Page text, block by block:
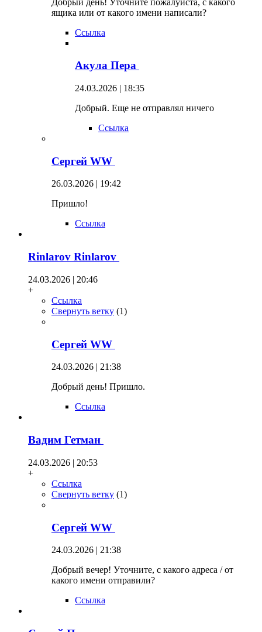
ящика или от какого имени написали?
Ссылка
Акула Пера
24.03.2026 | 18:35
Добрый. Еще не отправлял ничего
Ссылка
Сергей WW
26.03.2026 | 19:42
Пришло!
Ссылка
Rinlarov Rinlarov
24.03.2026 | 20:46
+
Ссылка
Свернуть ветку (1)
Сергей WW
24.03.2026 | 21:38
Добрый день! Пришло.
Ссылка
Вадим Гетман
24.03.2026 | 20:53
+
Ссылка
Свернуть ветку (1)
Сергей WW
24.03.2026 | 21:38
Добрый вечер! Уточните, с какого адреса / от
какого имени отправили?
Ссылка